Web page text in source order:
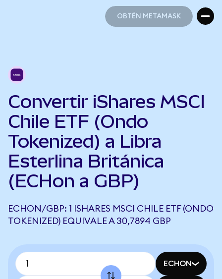
OBTÉN METAMASK
Convertir iShares MSCI
Chile ETF (Ondo
Tokenized) a Libra
Esterlina Británica
(ECHon a GBP)
ECHON/GBP: 1 ISHARES MSCI CHILE ETF (ONDO
TOKENIZED) EQUIVALE A 30,7894 GBP
ECHON